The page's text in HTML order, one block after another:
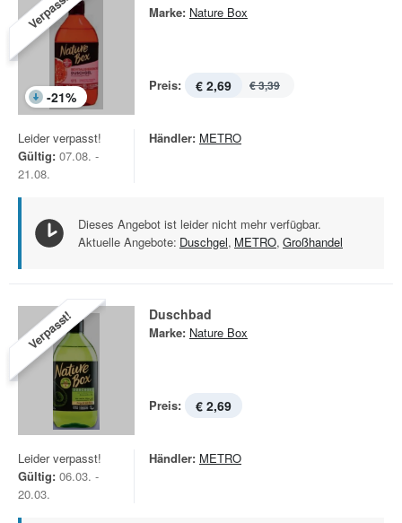
Verpasst!
-21%
Marke: Nature Box
Preis: € 2,69 € 3,39
Leider verpasst!
Gültig: 07.08. -
21.08.
Händler: METRO
Dieses Angebot ist leider nicht mehr verfügbar.
Aktuelle Angebote: Duschgel, METRO, Großhandel
Verpasst! Duschbad
Marke: Nature Box
Preis: € 2,69
Leider verpasst!
Gültig: 06.03. -
20.03.
Händler: METRO